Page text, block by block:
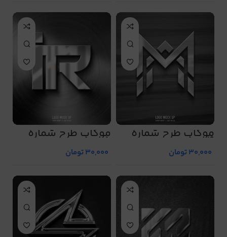
موکاپ طرح شماره
5084
30,000تومان
موکاپ طرح شماره
5085
30,000تومان